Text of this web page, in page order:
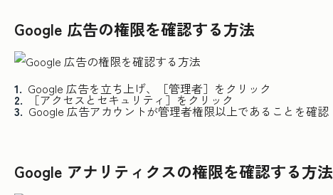
Google 広告の権限を確認する方法
Google 広告を立ち上げ、［管理者］をクリック
［アクセスとセキュリティ］をクリック
Google 広告アカウントが管理者権限以上であることを確認
Google アナリティクスの権限を確認する方法